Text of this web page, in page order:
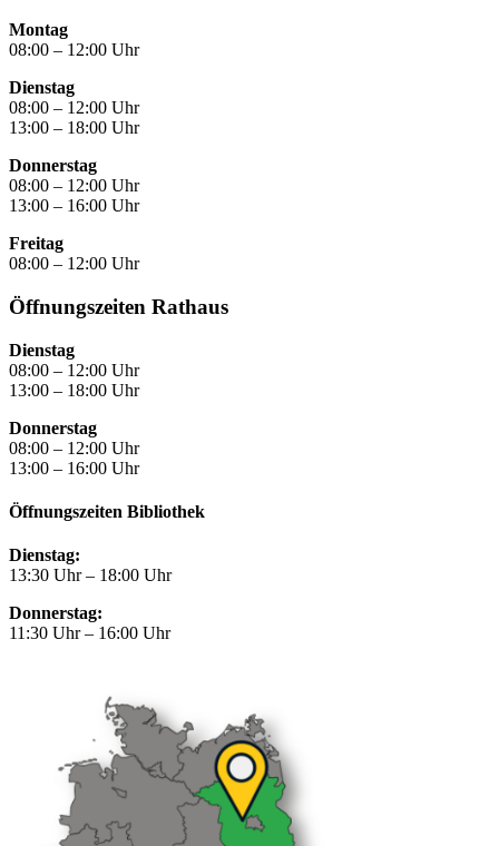
Montag
08:00 – 12:00 Uhr
Dienstag
08:00 – 12:00 Uhr
13:00 – 18:00 Uhr
Donnerstag
08:00 – 12:00 Uhr
13:00 – 16:00 Uhr
Freitag
08:00 – 12:00 Uhr
Öffnungszeiten Rathaus
Dienstag
08:00 – 12:00 Uhr
13:00 – 18:00 Uhr
Donnerstag
08:00 – 12:00 Uhr
13:00 – 16:00 Uhr
Öffnungszeiten Bibliothek
Dienstag:
13:30 Uhr – 18:00 Uhr
Donnerstag:
11:30 Uhr – 16:00 Uhr